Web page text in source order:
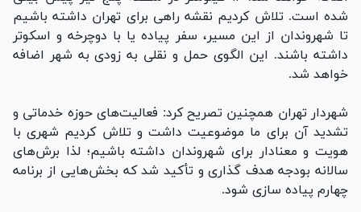
شده است. تلاش کردیم نقشه راهی برای تهران داشته باشیم
تا شهروندان از این مسیر، سفر پیاده یا با دوچرخه و اسکوتر
داشته باشند. این الگوی حمل و نقلی به زودی به شهر اضافه
خواهد شد.
شهردار تهران همچنین تصریح کرد: فعالیت‌های حوزه خدماتی و
تشدید آن برای ما موضوعیت داشت و تلاش کردیم شهری با
هویت و معنادار برای شهروندان داشته باشیم؛ لذا برش‌های
سالانه بودجه هدف گذاری و تأکید شد که بخش‌هایی از برنامه
چهارم پیاده سازی شود.